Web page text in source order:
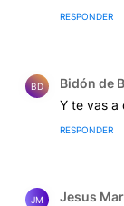
RESPONDER
BD Bidón de
Y te vas a
RESPONDER
JM Jesus